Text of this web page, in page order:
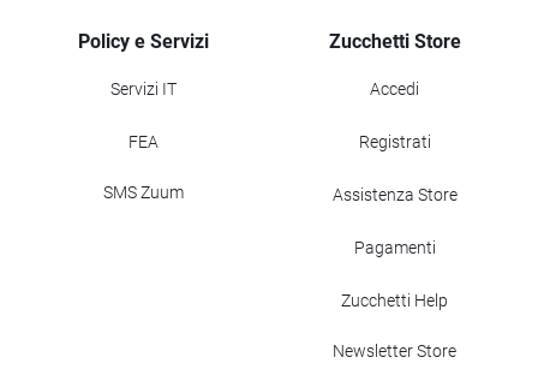
Policy e Servizi
Servizi IT
FEA
SMS Zuum
Zucchetti Store
Accedi
Registrati
Assistenza Store
Pagamenti
Zucchetti Help
Newsletter Store